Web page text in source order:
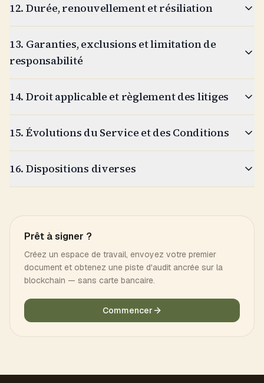
12. Durée, renouvellement et résiliation
13. Garanties, exclusions et limitation de
responsabilité
14. Droit applicable et règlement des litiges
15. Évolutions du Service et des Conditions
16. Dispositions diverses
Prêt à signer ?
Créez un espace de travail, envoyez votre premier
document et obtenez une piste d'audit ancrée sur la
blockchain — sans carte bancaire.
Commencer